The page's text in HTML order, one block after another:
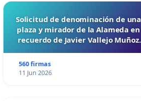
Solicitud de denominación de una
plaza y mirador de la Alameda en
recuerdo de Javier Vallejo Muñoz
560 firmas
11 Jun 2026